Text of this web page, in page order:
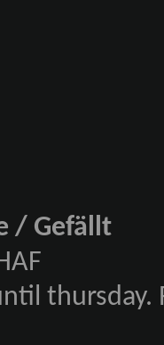
/ Gefällt
thursday.